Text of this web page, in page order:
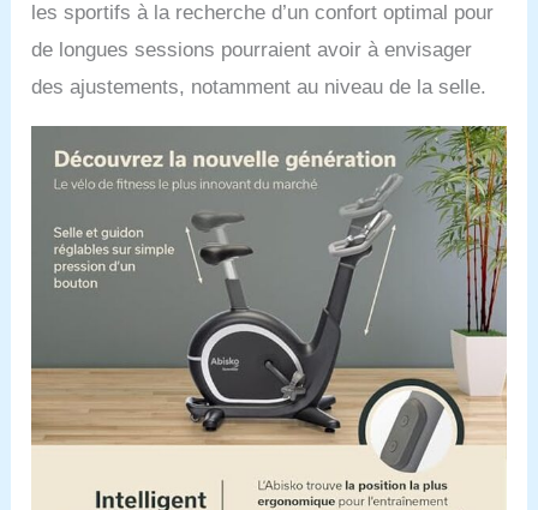
qui favorisent un style
d'entraînement sportif
l'interface Bluetooth,
que Kinomap peuvent
en outre soutenir
l'entraînement et être
utilisées après
l'entraînement.
les sportifs à la recherche d’un confort optimal pour
de longues sessions pourraient avoir à envisager
des ajustements, notamment au niveau de la selle.